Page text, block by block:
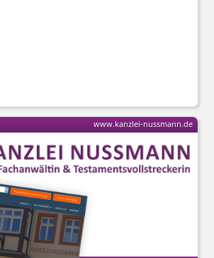
www.kanzlei-nussmann.de